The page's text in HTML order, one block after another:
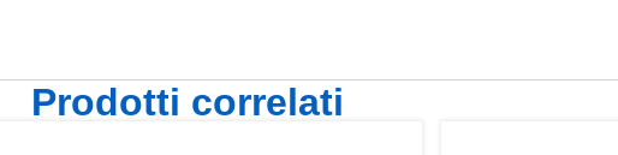
Prodotti correlati